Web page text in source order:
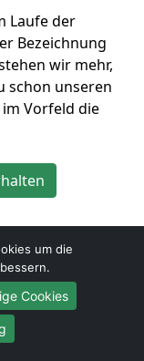
Laufe der
Bezeichnung
wir mehr,
schon unseren
Vorfeld die
um die
Cookies